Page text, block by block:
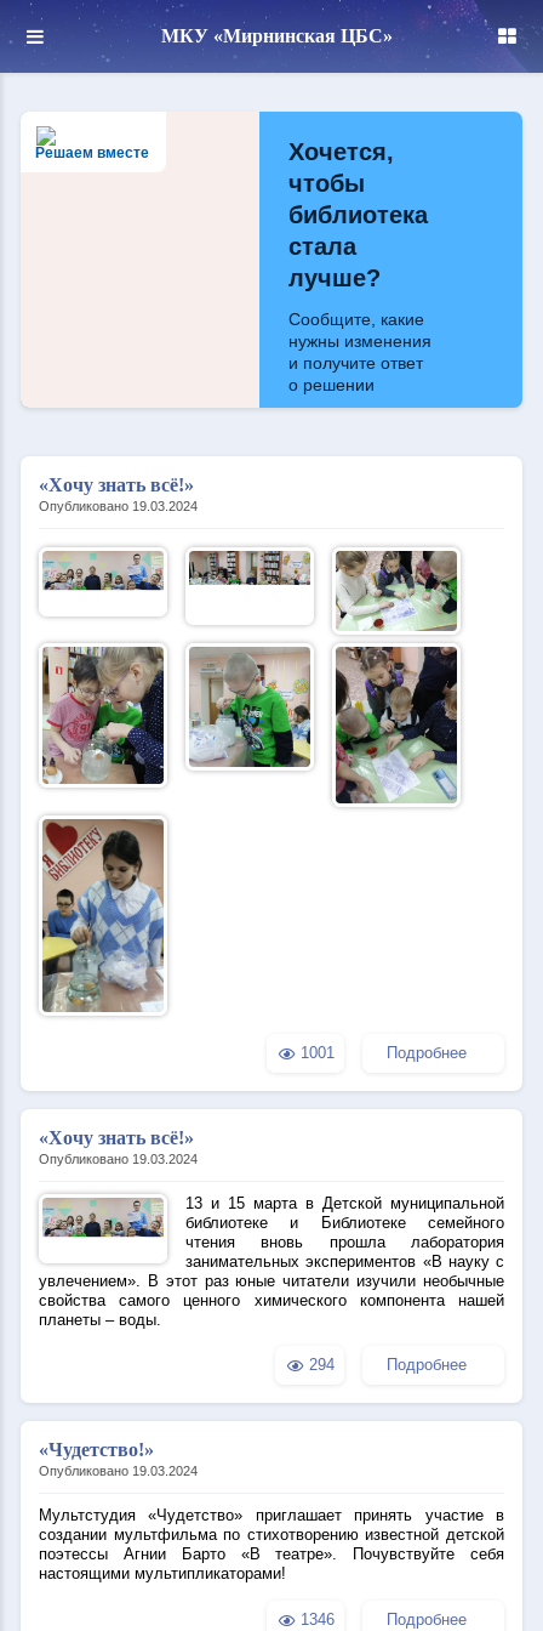
МКУ «Мирнинская ЦБС»
Решаем вместе
Хочется,
чтобы
библиотека
стала
лучше?
Сообщите, какие
нужны изменения
и получите ответ
о решении
Написать
«Хочу знать всё!»
Опубликовано 19.03.2024
1001 Подробнее
«Хочу знать всё!»
Опубликовано 19.03.2024
13 и 15 марта в Детской муниципальной
библиотеке и Библиотеке семейного
чтения вновь прошла лаборатория
занимательных экспериментов «В науку с
увлечением». В этот раз юные читатели изучили необычные
свойства самого ценного химического компонента нашей
планеты – воды.
294 Подробнее
«Чудетство!»
Опубликовано 19.03.2024
Мультстудия «Чудетство» приглашает принять участие в
создании мультфильма по стихотворению известной детской
поэтессы Агнии Барто «В театре». Почувствуйте себя
настоящими мультипликаторами!
1346 Подробнее